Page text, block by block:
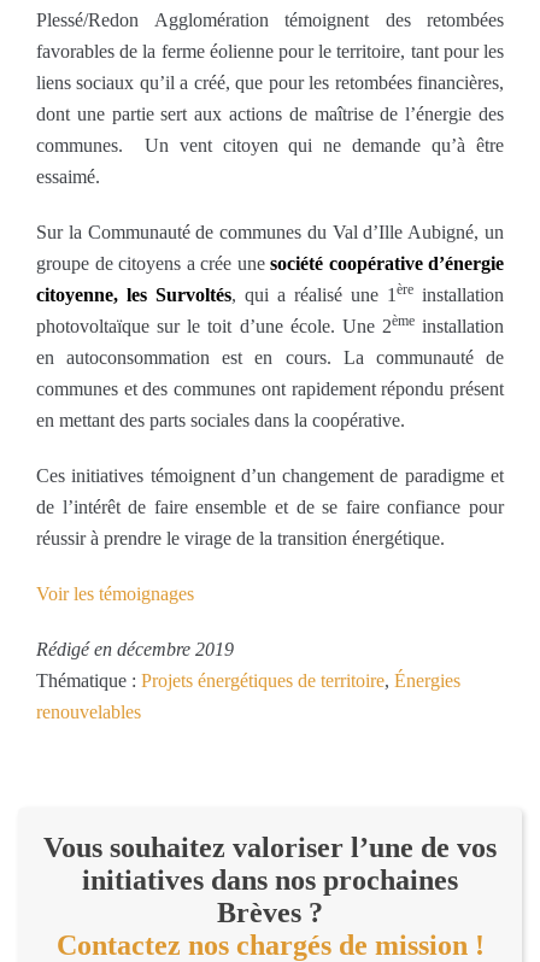
Plessé/Redon Agglomération témoignent des retombées
favorables de la ferme éolienne pour le territoire, tant pour les
liens sociaux qu’il a créé, que pour les retombées financières,
dont une partie sert aux actions de maîtrise de l’énergie des
communes. Un vent citoyen qui ne demande qu’à être
essaimé.
Sur la Communauté de communes du Val d’Ille Aubigné, un
groupe de citoyens a crée une société coopérative d’énergie
citoyenne, les Survoltés, qui a réalisé une 1 ère installation
photovoltaïque sur le toit d’une école. Une 2èmeinstallation
en autoconsommation est en cours. La communauté de
communes et des communes ont rapidement répondu présent
en mettant des parts sociales dans la coopérative.
Ces initiatives témoignent d’un changement de paradigme et
de l’intérêt de faire ensemble et de se faire confiance pour
réussir à prendre le virage de la transition énergétique.
Voir les témoignages
Rédigé en décembre 2019
Thématique : Projets énergétiques de territoire, Énergies
renouvelables
Vous souhaitez valoriser l’une de vos
initiatives dans nos prochaines
Brèves ?
Contactez nos chargés de mission !